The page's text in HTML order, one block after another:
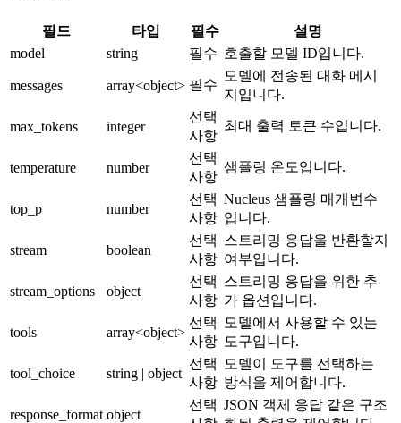
필드 타입 필수
설명
model
string 필수 호출할 모델 ID입니다.
messages array<object> 필수
모델에 전송된 대화 메시
지입니다.
max_tokens integer
선택
사항
최대 출력 토큰 수입니다.
temperature number
선택
사항
샘플링 온도입니다.
top_p number
선택
사항
Nucleus 샘플링 매개변수
입니다.
stream boolean
선택
사항
스트리밍 응답을 반환할지
여부입니다.
stream_options object
선택
사항
스트리밍 응답을 위한 추
가 옵션입니다.
tools array<object>
선택
사항
모델에서 사용할 수 있는
도구입니다.
tool_choice string | object
선택
사항
모델이 도구를 선택하는
방식을 제어합니다.
response_format object
선택 JSON 객체 응답 같은 구조